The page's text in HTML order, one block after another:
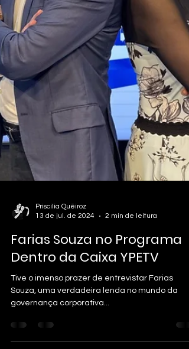
Priscilia Quëiroz
13 de jul. de 2024
2 min de leitura
Farias Souza no Programa
Dentro da Caixa YPETV
Tive o imenso prazer de entrevistar Farias